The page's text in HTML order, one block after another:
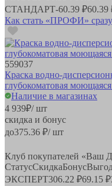
СТАНДАРТ-60.39 ₽60.39
Как стать «ПРОФИ»
559037
Краска водно-
глубокоматовая
Наличие в магазинах
4 939₽/ шт
скидка и бонус
до375.36 ₽/ шт
Клуб покупателей «Ваш
СтатусСкидкаБонус
ЭКСПЕРТ306.22 ₽69.15 ₽